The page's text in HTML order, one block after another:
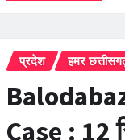
प्रदेश हमर
Case : 12